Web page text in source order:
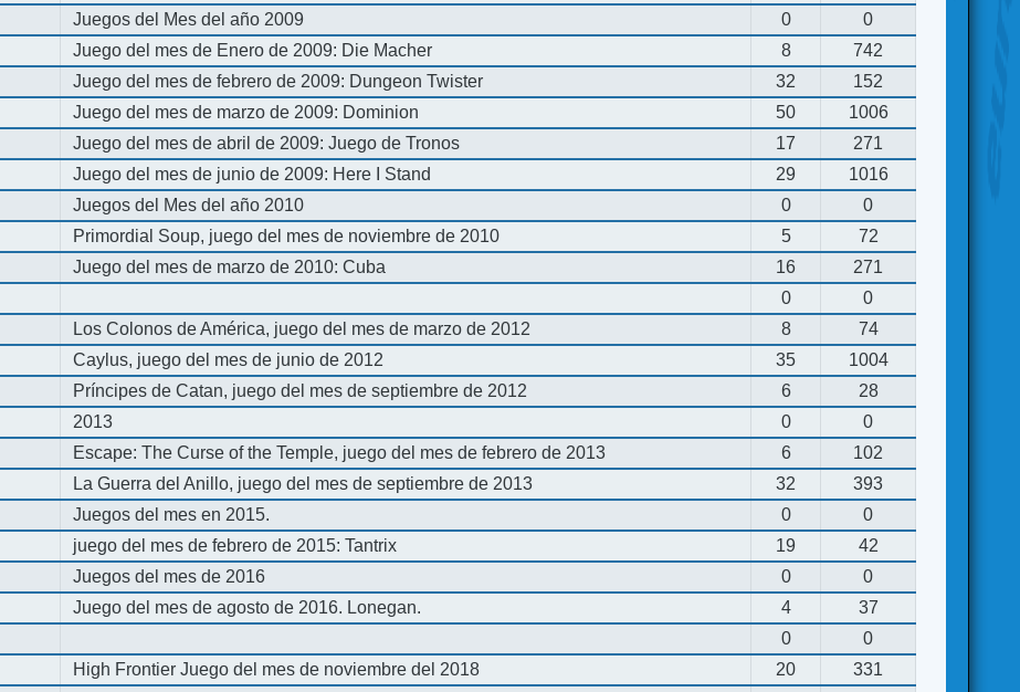
Juegos del Mes del año 2009 0
0
Juego del mes de Enero de 2009: Die Macher 8
742
Juego del mes de febrero de 2009: Dungeon Twister 32
152
Juego del mes de marzo de 2009: Dominion 50
1006
Juego del mes de abril de 2009: Juego de Tronos 17
271
Juego del mes de junio de 2009: Here I Stand 29
1016
Juegos del Mes del año 2010 0
0
Primordial Soup, juego del mes de noviembre de 2010 5
72
Juego del mes de marzo de 2010: Cuba 16
271
0
0
Los Colonos de América, juego del mes de marzo de 2012 8
74
Caylus, juego del mes de junio de 2012 35
1004
Príncipes de Catan, juego del mes de septiembre de 2012 6
28
2013 0
0
Escape: The Curse of the Temple, juego del mes de febrero de 2013 6
102
La Guerra del Anillo, juego del mes de septiembre de 2013 32
393
Juegos del mes en 2015. 0
0
juego del mes de febrero de 2015: Tantrix 19
42
Juegos del mes de 2016 0
0
Juego del mes de agosto de 2016. Lonegan. 4
37
0
0
High Frontier Juego del mes de noviembre del 2018 20
331